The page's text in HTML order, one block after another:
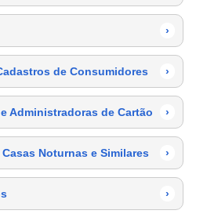
›
de Consumidores ›
Administradoras de Cartão ›
Noturnas e Similares ›
›